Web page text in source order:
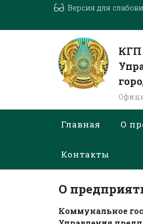
Версия для
КГП
Главная О
Контакты
О
Коммунальное